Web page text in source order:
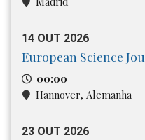
14 OUT 2026
European Science
00:00
Hannover, Alemanha
23 OUT 2026